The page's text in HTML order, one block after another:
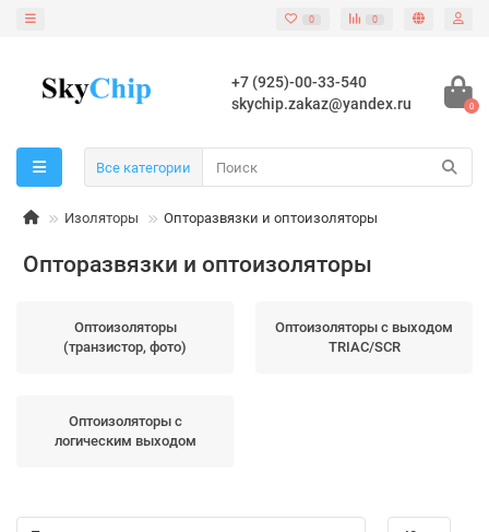
0 0
+7 (925)-00-33-540
skychip.zakaz@yandex.ru
0
Все категории
Изоляторы Опторазвязки и оптоизоляторы
Опторазвязки и оптоизоляторы
Оптоизоляторы
(транзистор, фото)
Оптоизоляторы с выходом
TRIAC/SCR
Оптоизоляторы с
логическим выходом